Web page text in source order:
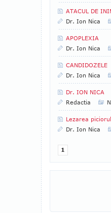
ATACUL DE
Dr. Ion Nica
APOPLEXIA
Dr. Ion Nica
CANDIDOZELE
Dr. Ion Nica
Dr. ION NICA
Redactia
Lezarea
Dr. Ion Nica
1